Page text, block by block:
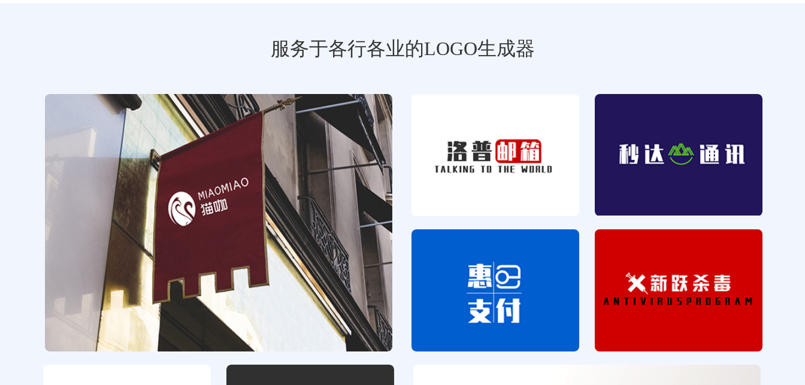
服务于各行各业的LOGO生成器